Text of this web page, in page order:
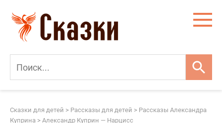
контенту
Сказки для детей > Рассказы для детей > Рассказы Александра
Куприна > Александр Куприн — Нарцисс